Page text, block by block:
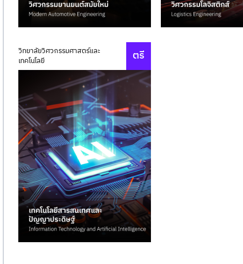
วิทยาลัยวิศวกรรมศาสตร์และ
เทคโนโลยี
ตรี